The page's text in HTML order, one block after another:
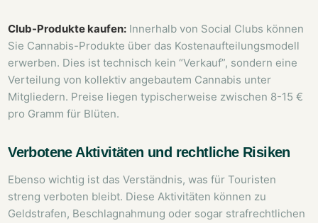
Club-Produkte kaufen: Innerhalb von Social Clubs können
Sie Cannabis-Produkte über das Kostenaufteilungsmodell
erwerben. Dies ist technisch kein “Verkauf”, sondern eine
Verteilung von kollektiv angebautem Cannabis unter
Mitgliedern. Preise liegen typischerweise zwischen 8-15 €
pro Gramm für Blüten.
Verbotene Aktivitäten und rechtliche Risiken
Ebenso wichtig ist das Verständnis, was für Touristen
streng verboten bleibt. Diese Aktivitäten können zu
Geldstrafen, Beschlagnahmung oder sogar strafrechtlichen